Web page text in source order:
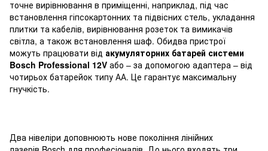
точне вирівнювання в приміщенні, наприклад, під час
встановлення гіпсокартонних та підвісних стель, укладання
плитки та кабелів, вирівнювання розеток та вимикачів
світла, а також встановлення шаф. Обидва пристрої
можуть працювати від акумуляторних батарей системи
Bosch Professional 12V або – за допомогою адаптера – від
чотирьох батарейок типу АА. Це гарантує максимальну
гнучкість.
Два нівеліри доповнюють нове покоління лінійних